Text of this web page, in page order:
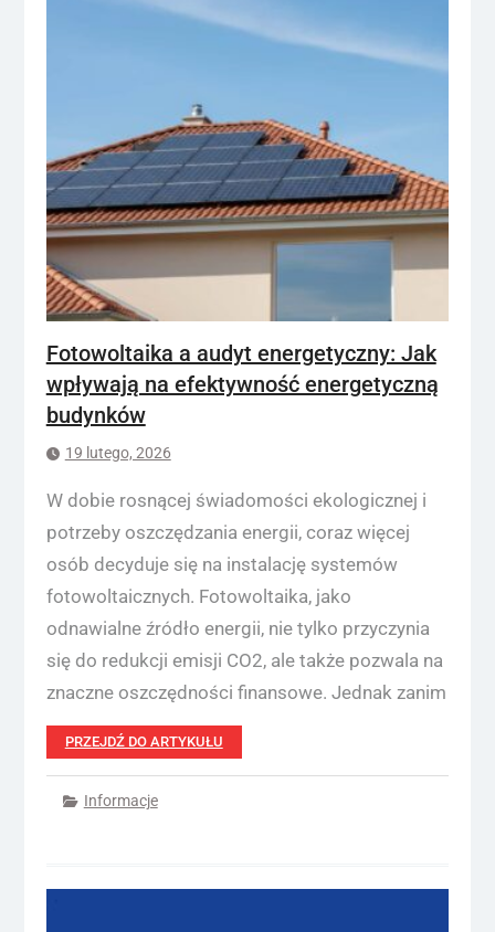
Fotowoltaika a audyt energetyczny: Jak
wpływają na efektywność energetyczną
budynków
19 lutego, 2026
W dobie rosnącej świadomości ekologicznej i
potrzeby oszczędzania energii, coraz więcej
osób decyduje się na instalację systemów
fotowoltaicznych. Fotowoltaika, jako
odnawialne źródło energii, nie tylko przyczynia
się do redukcji emisji CO2, ale także pozwala na
znaczne oszczędności finansowe. Jednak zanim
PRZEJDŹ DO ARTYKUŁU
Informacje